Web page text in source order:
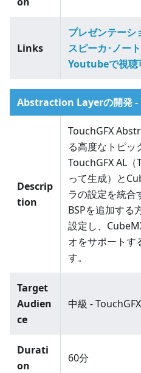
Links
プレゼンテーシ
スピーカ･ノート
Youtubeで視聴
Abstraction Layerの開発 -
Descrip
tion
TouchGFX
る高度なトピッ
TouchGFX AL
って生成）と
ラの設定を統合
BSPを追加する
設定し、
オをサポートす
す。
Target
Audien
ce
中級 -
Durati
on
60分